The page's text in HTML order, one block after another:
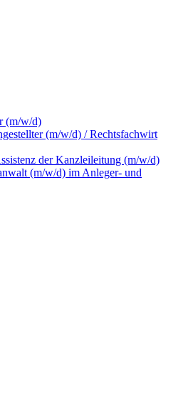
(m/w/d)
(m/w/d) / Rechtsfachwirt
der Kanzleileitung (m/w/d)
(m/w/d) im Anleger- und